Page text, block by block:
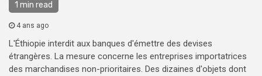
1 min read
4 ans ago
L'Éthiopie interdit aux banques d'émettre des devises
étrangères. La mesure concerne les entreprises importatrices
des marchandises non-prioritaires. Des dizaines d'objets dont